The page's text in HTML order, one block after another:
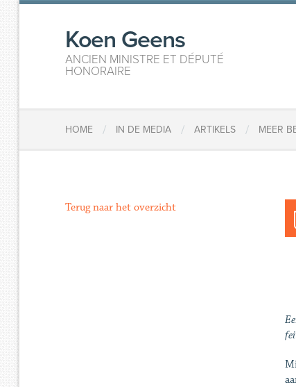
Koen Geens
ANCIEN MINISTRE ET DÉPUTÉ
HONORAIRE
HOME / IN DE MEDIA / ARTIKELS / ​MEER
Terug naar het overzicht